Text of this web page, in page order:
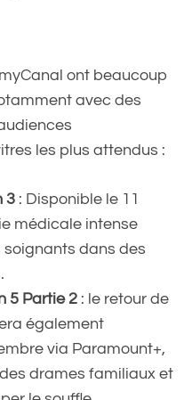
ont beaucoup
avec des
les plus attendus :
3 : Disponible le 11
médicale intense
soignants dans des
5 Partie 2 : le retour de
également
via Paramount+,
drames familiaux et